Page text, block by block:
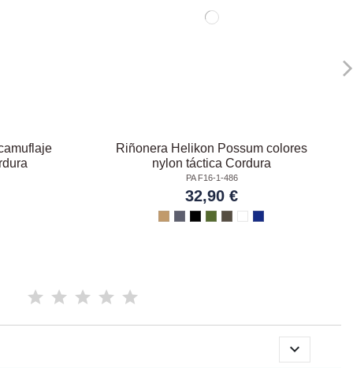
Riñonera Helikon Possum colores
nylon táctica Cordura
PA F16-1-486
32,90 €
